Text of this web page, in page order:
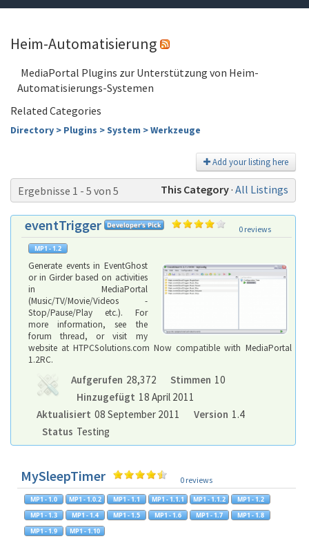
Heim-Automatisierung
MediaPortal Plugins zur Unterstützung von Heim-
Automatisierungs-Systemen
Related Categories
Directory > Plugins > System > Werkzeuge
Add your listing here
Ergebnisse 1 - 5 von 5 This Category· All Listings
eventTrigger 0 reviews
Generate events in EventGhost
or in Girder based on activities
in MediaPortal
(Music/TV/Movie/Videos -
Stop/Pause/Play etc.). For
more information, see the
forum thread, or visit my
website at HTPCSolutions.com Now compatible with MediaPortal
1.2RC.
Aufgerufen 28,372 Stimmen 10
Hinzugefügt 18 April 2011
Aktualisiert 08 September 2011 Version 1.4
Status Testing
MySleepTimer 0 reviews